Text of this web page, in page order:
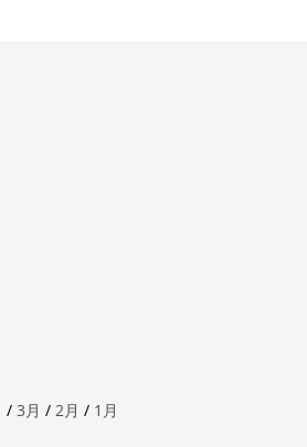
/ 3月 / 2月 / 1月